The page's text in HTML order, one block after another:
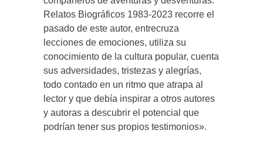
Relatos Biográficos 1983-2023 recorre el
pasado de este autor, entrecruza
lecciones de emociones, utiliza su
conocimiento de la cultura popular, cuenta
sus adversidades, tristezas y alegrías,
todo contado en un ritmo que atrapa al
lector y que debía inspirar a otros autores
y autoras a descubrir el potencial que
podrían tener sus propios testimonios».